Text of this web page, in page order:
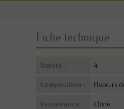
Fiche technique
Dureté : 4
Composition : Fluorure
Provenance : Chine